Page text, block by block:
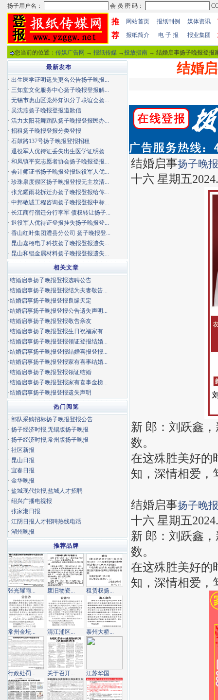
推
荐
网站首页 报纸刊例 媒体资讯
报纸简介 电 子 报 报业集团
您当前的位置： 传媒广告网 → 报纸传媒 →投放指南 → 结婚启事扬子晚报登报
结婚
结婚启事扬子晚报
十六 星期五
新 郎：刘跃鑫
数。
在这殊胜美好的
知，深情相爱，
结婚启事扬子晚报
十六 星期五
新 郎：刘跃鑫
数。
在这殊胜美好的
知，深情相爱，
最新发布
· 出生医学证明遗失更名公告扬子晚报...
· 三知堂文化服务中心扬子晚报登报解...
· 无锡市惠山区党外知识分子联谊会扬...
· 吴沈燕扬子晚报登报道歉信
· 活力太阳花舞蹈队扬子晚报登报民办...
· 招租扬子晚报登报分类登报
· 石鼓路137号扬子晚报登报招租
· 退役军人优待证丢失出生医学证明扬...
· 和凤镇平安志愿者协会扬子晚报登报...
· 会计师证书扬子晚报登报退役军人优...
· 珍珠泉度假区扬子晚报登报无主坟清...
· 张光耀雨花拆迁办扬子晚报登报给你...
· 中邦敬诚工程咨询扬子晚报登报中标...
· 长江商行宿迁分行李军 债权转让扬子...
· 退役军人优待证登报挂失扬子晚报登...
· 香山红叶集团澧县分公司 扬子晚报登...
· 昆山嘉栩电子科技扬子晚报登报遗失...
· 昆山和锟金属材料扬子晚报登报遗失...
相关文章
·结婚启事扬子晚报登报选聘公告
·结婚启事扬子晚报登报结为夫妻敬告...
·结婚启事扬子晚报登报良缘天定
·结婚启事扬子晚报登报公告遗失声明...
·结婚启事扬子晚报登报敬告亲友
·结婚启事扬子晚报登报生日祝福家有...
·结婚启事扬子晚报登报领证登报结婚...
·结婚启事扬子晚报登报结婚喜报登报...
·结婚启事扬子晚报登报家有喜事结婚...
·结婚启事扬子晚报登报领证结婚
·结婚启事扬子晚报登报家有喜事金榜...
·结婚启事扬子晚报登报遗失声明
热门阅览
· 部队采购招标扬子晚报登报公告
· 扬子经济时报,无锡版扬子晚报
· 扬子经济时报,常州版扬子晚报
· 社区新报
· 昆山日报
· 宜春日报
· 金华晚报
· 盐城现代快报,盐城人才招聘
· 绍兴广播电视报
· 张家港日报
· 江阴日报人才招聘热线电话
· 湖州晚报
推荐品牌
张光耀雨... 废旧物资... 租赁权扬...
常州金坛... 清江浦区... 泰州大桥...
行政处罚... 关于召开... 江苏华国...